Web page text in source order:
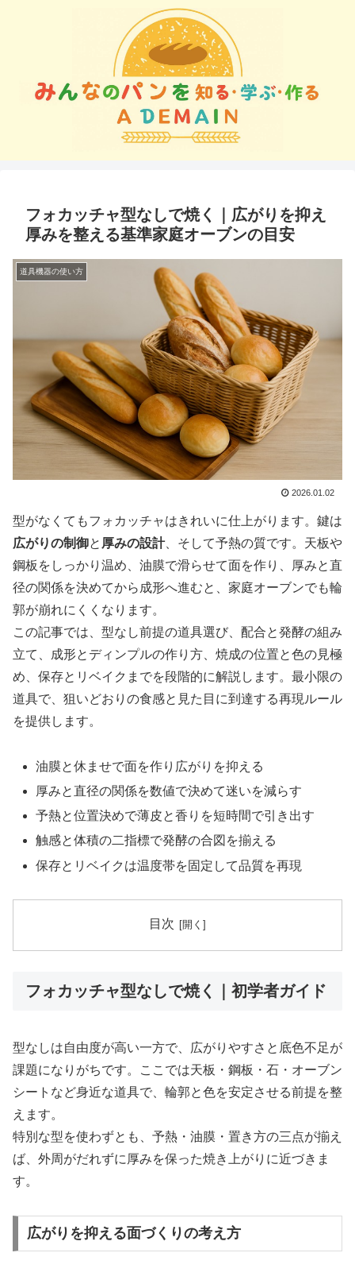
フォカッチャ型なしで焼く｜広がりを抑え
厚みを整える基準家庭オーブンの目安
道具機器の使い方
2026.01.02
型がなくてもフォカッチャはきれいに仕上がります。鍵は
広がりの制御と 厚みの設計、そして予熱の質です。天板や
鋼板をしっかり温め、油膜で滑らせて面を作り、厚みと直
径の関係を決めてから成形へ進むと、家庭オーブンでも輪
郭が崩れにくくなります。
この記事では、型なし前提の道具選び、配合と発酵の組み
立て、成形とディンプルの作り方、焼成の位置と色の見極
め、保存とリベイクまでを段階的に解説します。最小限の
道具で、狙いどおりの食感と見た目に到達する再現ルール
を提供します。
油膜と休ませで面を作り広がりを抑える
厚みと直径の関係を数値で決めて迷いを減らす
予熱と位置決めで薄皮と香りを短時間で引き出す
触感と体積の二指標で発酵の合図を揃える
保存とリベイクは温度帯を固定して品質を再現
目次
フォカッチャ型なしで焼く｜初学者ガイド
型なしは自由度が高い一方で、広がりやすさと底色不足が
課題になりがちです。ここでは天板・鋼板・石・オーブン
シートなど身近な道具で、輪郭と色を安定させる前提を整
えます。
特別な型を使わずとも、予熱・油膜・置き方の三点が揃え
ば、外周がだれずに厚みを保った焼き上がりに近づきま
す。
広がりを抑える面づくりの考え方